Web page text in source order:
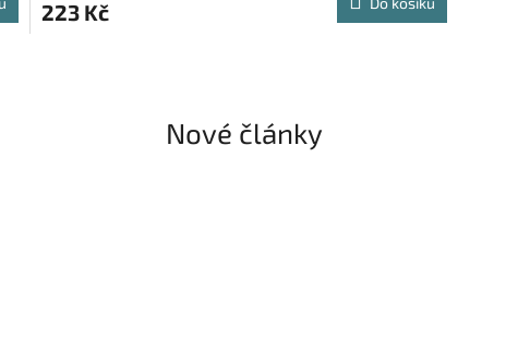
223 Kč
Nové články